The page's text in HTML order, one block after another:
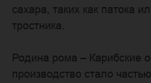
сахара, таких как патока
тростника.
Родина рома – Карибские
производство стало